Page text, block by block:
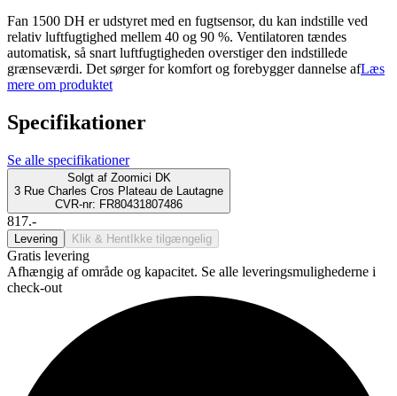
Fan 1500 DH er udstyret med en fugtsensor, du kan indstille ved
relativ luftfugtighed mellem 40 og 90 %. Ventilatoren tændes
automatisk, så snart luftfugtigheden overstiger den indstillede
grænseværdi. Det sørger for komfort og forebygger dannelse afLæs
mere om produktet
Specifikationer
Se alle specifikationer
Solgt af Zoomici DK
3 Rue Charles Cros Plateau de Lautagne
CVR-nr: FR80431807486
817.-
Levering Klik & Hent Ikke tilgængelig
Gratis levering
Afhængig af område og kapacitet. Se alle leveringsmulighederne i
check-out